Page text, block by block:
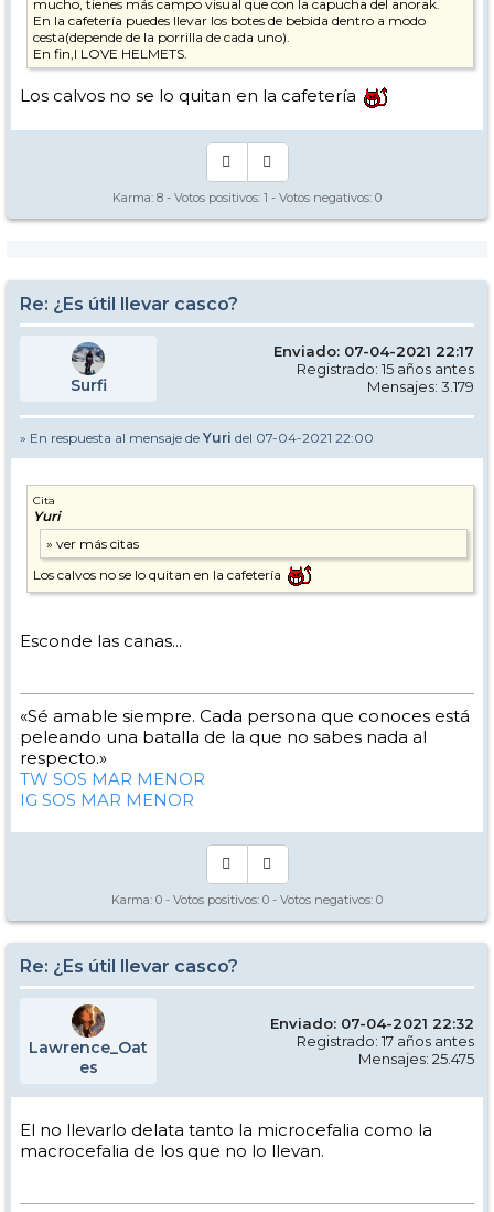
mucho, tienes más campo visual que con la capucha del anorak.
En la cafetería puedes llevar los botes de bebida dentro a modo
cesta(depende de la porrilla de cada uno).
En fin,I LOVE HELMETS.
Los calvos no se lo quitan en la cafetería
Karma: 8 - Votos positivos: 1 - Votos negativos: 0
Re: ¿Es útil llevar casco?
Surfi
Enviado: 07-04-2021 22:17
Registrado: 15 años antes
Mensajes: 3.179
» En respuesta al mensaje de Yuri del 07-04-2021 22:00
Cita
Yuri
Los calvos no se lo quitan en la cafetería
Esconde las canas...
«Sé amable siempre. Cada persona que conoces está
peleando una batalla de la que no sabes nada al
respecto.»
TW SOS MAR MENOR
IG SOS MAR MENOR
Karma: 0 - Votos positivos: 0 - Votos negativos: 0
Re: ¿Es útil llevar casco?
Lawrence_Oat
es
Enviado: 07-04-2021 22:32
Registrado: 17 años antes
Mensajes: 25.475
El no llevarlo delata tanto la microcefalia como la
macrocefalia de los que no lo llevan.